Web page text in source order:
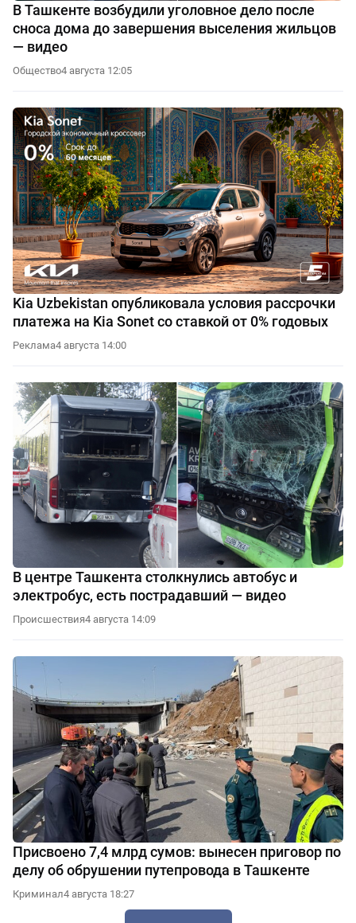
В Ташкенте возбудили уголовное дело после
сноса дома до завершения выселения жильцов
— видео
Общество4 августа 12:05
Kia Uzbekistan опубликовала условия рассрочки
платежа на Kia Sonet со ставкой от 0% годовых
Реклама4 августа 14:00
В центре Ташкента столкнулись автобус и
электробус, есть пострадавший — видео
Происшествия4 августа 14:09
Присвоено 7,4 млрд сумов: вынесен приговор по
делу об обрушении путепровода в Ташкенте
Криминал4 августа 18:27